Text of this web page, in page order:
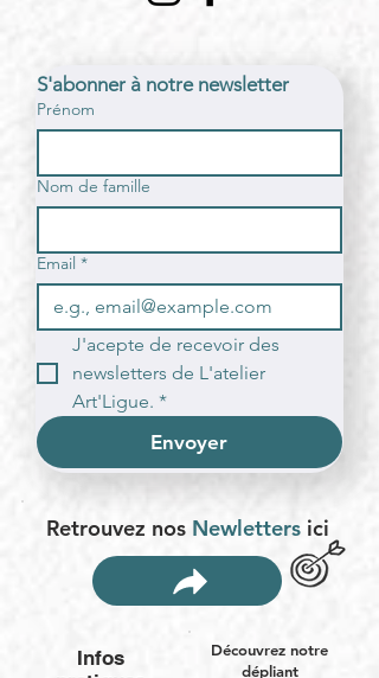
S'abonner à notre newsletter
Prénom
Nom de famille
Email *
J'acepte de recevoir des
newsletters de L'atelier
Art'Ligue. *
Envoyer
Retrouvez nos Newlettersici
Infos
Découvrez notre
dépliant